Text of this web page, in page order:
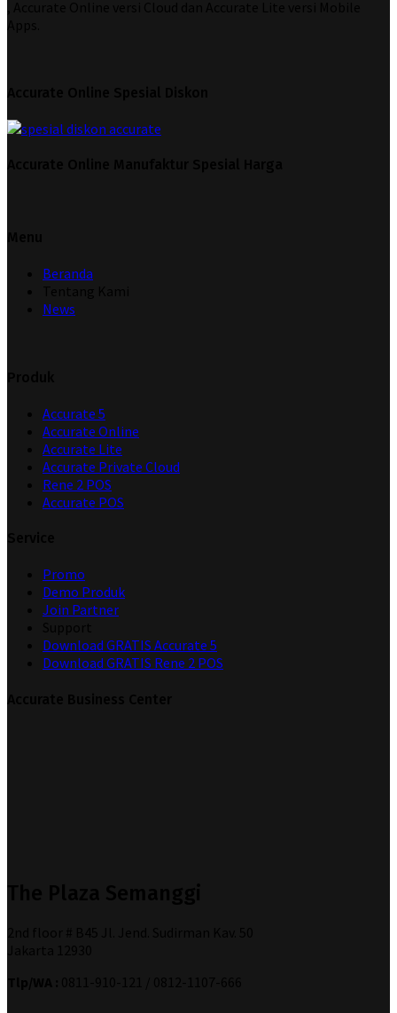
Beranda
News
Accurate 5
Accurate Online
Accurate Lite
Accurate Private Cloud
Rene 2 POS
Accurate POS
Promo
Demo Produk
Join Partner
Download GRATIS Accurate 5
Download GRATIS Rene 2 POS